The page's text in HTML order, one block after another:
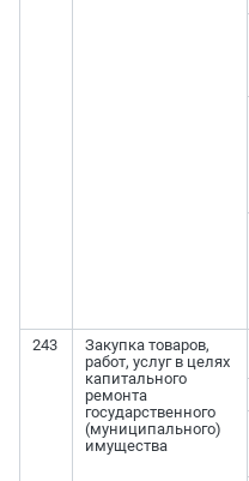
243
Закупка товаров,
работ, услуг в целях
капитального
ремонта
государственного
(муниципального)
имущества